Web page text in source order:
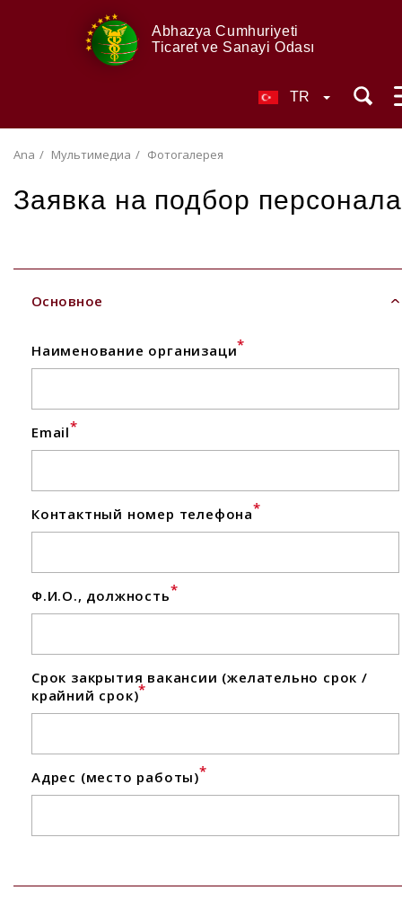
Abhazya Cumhuriyeti
Ticaret ve Sanayi Odası
TR
Ana Мультимедиа Фотогалерея
Заявка на подбор персонала
Основное
Наименование организаци*
Email*
Контактный номер телефона*
Ф.И.О., должность*
Срок закрытия вакансии (желательно срок /
крайний срок)*
Адрес (место работы)*